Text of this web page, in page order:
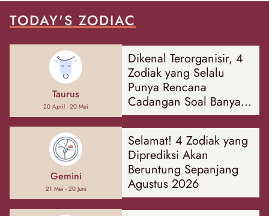
TODAY'S ZODIAC
Taurus
20 April - 20 Mei
Dikenal Terorganisir, 4
Zodiak yang Selalu
Punya Rencana
Cadangan Soal Banyak
Hal
Gemini
21 Mei - 20 Juni
Selamat! 4 Zodiak yang
Diprediksi Akan
Beruntung Sepanjang
Agustus 2026